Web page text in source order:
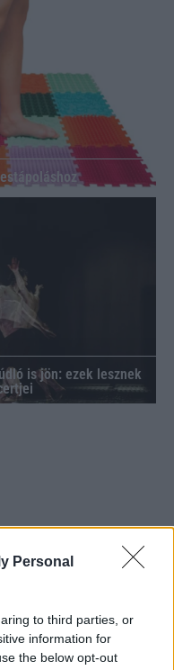
Personal
to third parties, or
information for
the below opt-out
is jön: ezek lesznek